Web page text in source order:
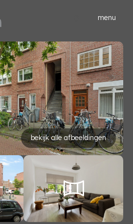
menu
bekijk alle afbeeldingen